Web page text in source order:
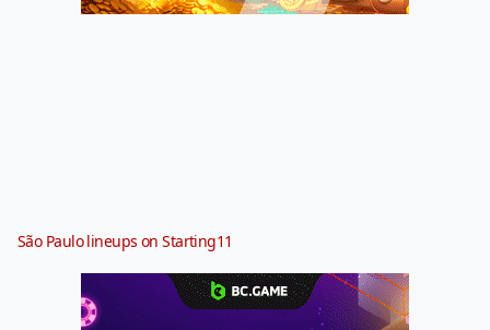
São Paulo lineups on Starting11